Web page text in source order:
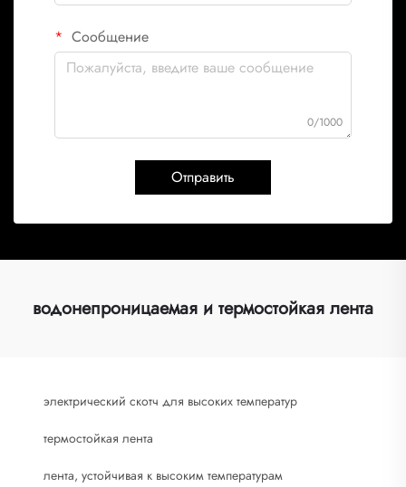
Сообщение
0/1000
Отправить
водонепроницаемая и термостойкая лента
электрический скотч для высоких температур
термостойкая лента
лента, устойчивая к высоким температурам